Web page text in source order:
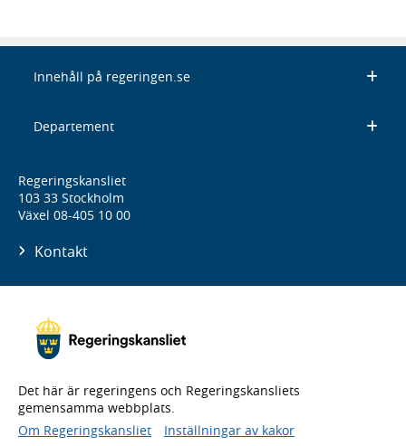
Innehåll på regeringen.se
Departement
Regeringskansliet
103 33 Stockholm
Växel 08-405 10 00
Kontakt
Det här är regeringens och Regeringskansliets
gemensamma webbplats.
Om Regeringskansliet
Inställningar av kakor